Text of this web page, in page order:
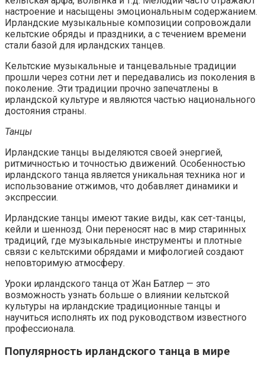
настроение и насыщены эмоциональным содержанием.
Ирландские музыкальные композиции сопровождали
кельтские обряды и праздники, а с течением времени
стали базой для ирландских танцев.
Кельтские музыкальные и танцевальные традиции
прошли через сотни лет и передавались из поколения в
поколение. Эти традиции прочно запечатлены в
ирландской культуре и являются частью национального
достояния страны.
Танцы
Ирландские танцы выделяются своей энергией,
ритмичностью и точностью движений. Особенностью
ирландского танца является уникальная техника ног и
использование отжимов, что добавляет динамики и
экспрессии.
Ирландские танцы имеют такие виды, как сет-танцы,
кейли и шеннозд. Они переносят нас в мир старинных
традиций, где музыкальные инструменты и плотные
связи с кельтскими обрядами и мифологией создают
неповторимую атмосферу.
Уроки ирландского танца от Жан Батлер — это
возможность узнать больше о влиянии кельтской
культуры на ирландские традиционные танцы и
научиться исполнять их под руководством известного
профессионала.
Популярность ирландского танца в мире